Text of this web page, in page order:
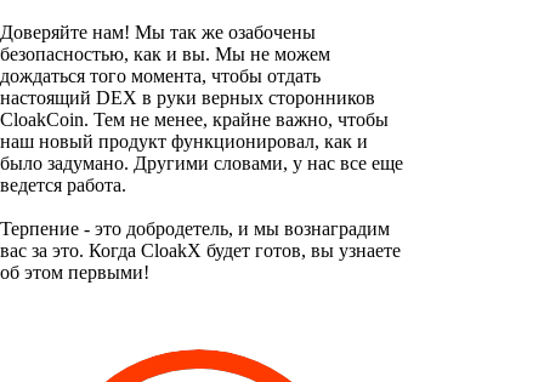
Доверяйте нам! Мы так же озабочены
безопасностью, как и вы. Мы не можем
дождаться того момента, чтобы отдать
настоящий DEX в руки верных сторонников
CloakCoin. Тем не менее, крайне важно, чтобы
наш новый продукт функционировал, как и
было задумано. Другими словами, у нас все еще
ведется работа.
Терпение - это добродетель, и мы вознаградим
вас за это. Когда CloakX будет готов, вы узнаете
об этом первыми!